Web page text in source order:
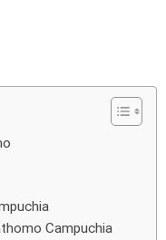
Campuchia